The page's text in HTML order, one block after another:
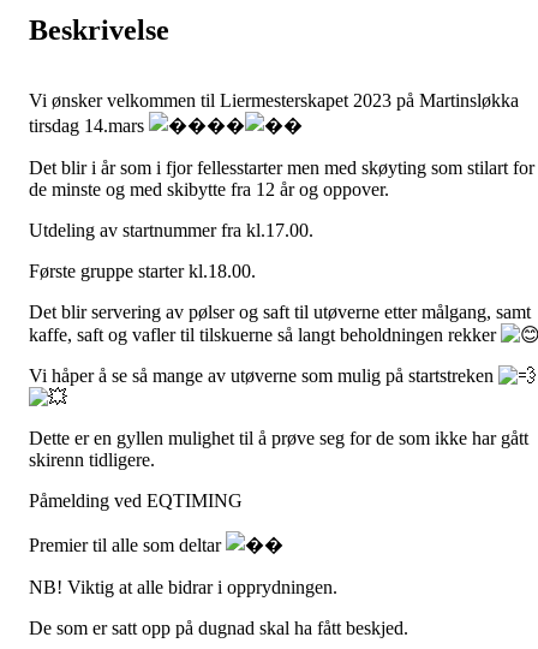
Beskrivelse
Vi ønsker velkommen til Liermesterskapet 2023 på Martinsløkka
tirsdag 14.mars
Det blir i år som i fjor fellesstarter men med skøyting som stilart for
de minste og med skibytte fra 12 år og oppover.
Utdeling av startnummer fra kl.17.00.
Første gruppe starter kl.18.00.
Det blir servering av pølser og saft til utøverne etter målgang, samt
kaffe, saft og vafler til tilskuerne så langt beholdningen rekker
Vi håper å se så mange av utøverne som mulig på startstreken
Dette er en gyllen mulighet til å prøve seg for de som ikke har gått
skirenn tidligere.
Påmelding ved EQTIMING
Premier til alle som deltar
NB! Viktig at alle bidrar i opprydningen.
De som er satt opp på dugnad skal ha fått beskjed.